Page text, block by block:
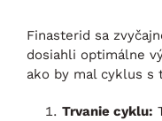
Finasterid sa
dosiahli optimálne
ako by mal cyklus s
Trvanie cyklu: